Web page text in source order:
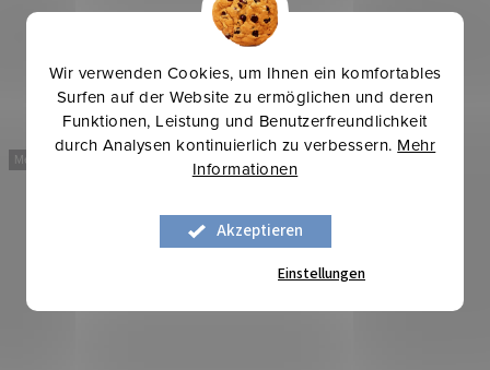
Wir verwenden Cookies, um Ihnen ein komfortables
Surfen auf der Website zu ermöglichen und deren
Funktionen, Leistung und Benutzerfreundlichkeit
durch Analysen kontinuierlich zu verbessern. Mehr
Informationen
Akzeptieren
Einstellungen
Mehr für weniger